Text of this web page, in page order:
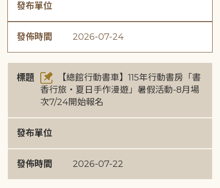
發布單位
發佈時間 2026-07-24
標題
【總館行動書車】115年行動書房「書
香行旅・夏日手作漫遊」暑假活動-8月場
次7/24開始報名
發布單位
發佈時間 2026-07-22